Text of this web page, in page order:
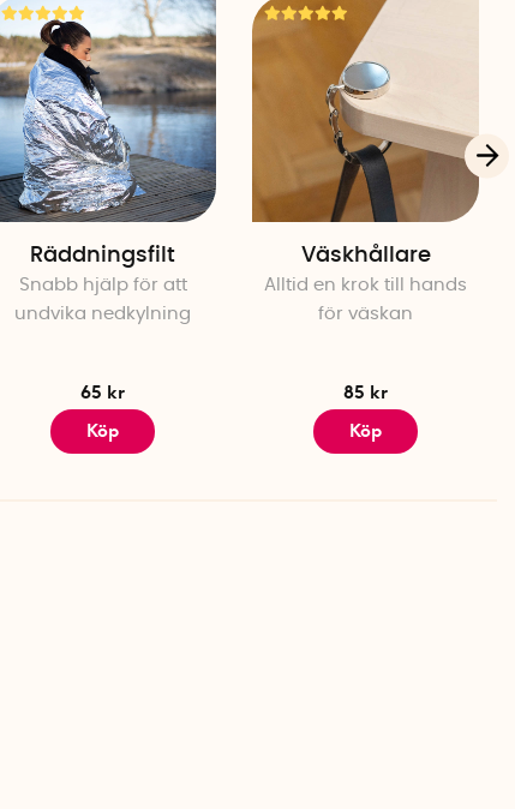
Räddningsfilt
Snabb hjälp för att
undvika nedkylning
65 kr
Köp
Väskhållare
Alltid en krok till hands
för väskan
85 kr
Köp